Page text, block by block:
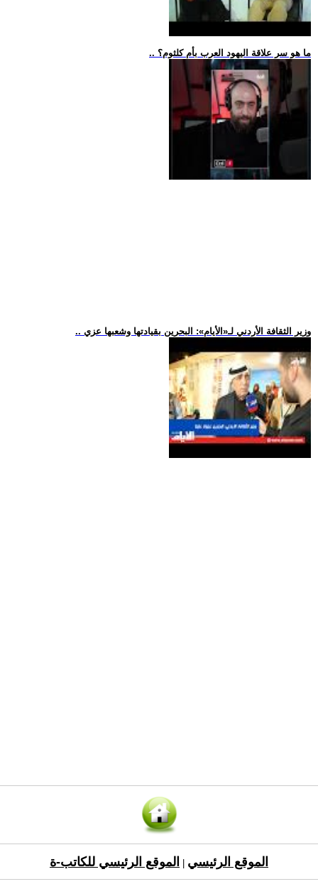
.. ما هو سر علاقة اليهود العرب بأم كلثوم؟
.. وزير الثقافة الأردني لـ«الأيام»: البحرين بقيادتها وشعبها عزي
الموقع الرئيسي الموقع الرئيسي للكاتب-ة